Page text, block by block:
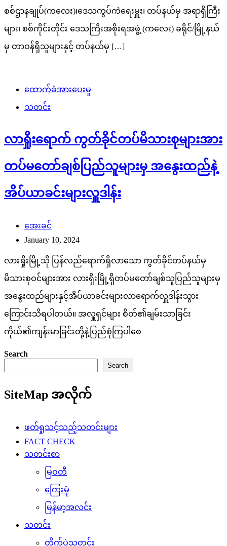
စစ်ဌာနချုပ်(ကလေး)၊ဒေသကွပ်ကဲရေးမှူး၊ တပ်နယ်မှ အရာရှိကြီး
များ၊ စစ်ကိုင်းတိုင်း ဒေသကြီးအစိုးရအဖွဲ့ (ကလေး) ခရိုင်/မြို့နယ်
မှ တာဝန်ရှိသူများနှင့် တပ်နယ်မှ […]
ထောက်ခံအားပေးမှု
သတင်း
လာရှိုးရောက် ကွတ်ခိုင်တပ်မိသားစုများအား
တပ်မတော်ချစ်ပြည်သူများမှ အနွေးထည်နဲ့
အိပ်ယာခင်းများလှူဒါန်း
အေးခင်
January 10, 2024
လားရှိုးမြို့သို ပြန်လည်ရောက်ရှိလာသော ကွတ်ခိုင်တပ်နယ်မှ
မိသားစုဝင်များအား လားရှိးမြို့ရှိတပ်မတော်ချစ်သူပြည်သူများမှ
အနွေးထည်များနှင့်အိပ်ယာခင်းများလာရောက်လှူဒါန်းသွား
ကြောင်းသိရပါတယ်။ အလှူရှင်များ စိတ်၏ချမ်းသာခြင်း
ကိုယ်၏ကျန်းမာခြင်းတို့နဲ့ပြည်စုံကြပါစေ
Search
Search
SiteMap အလိုက်
ဖတ်ရှုသင့်သည့်သတင်းများ
FACT CHECK
သတင်းစာ
မြဝတီ
ကြေးမုံ
မြန်မာ့အလင်း
သတင်း
တိုက်ပွဲသတင်း